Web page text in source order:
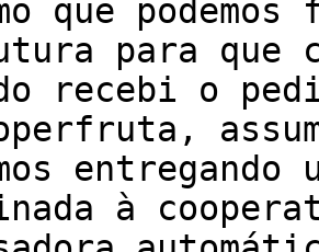
que
para que
recebi o
entregando
à